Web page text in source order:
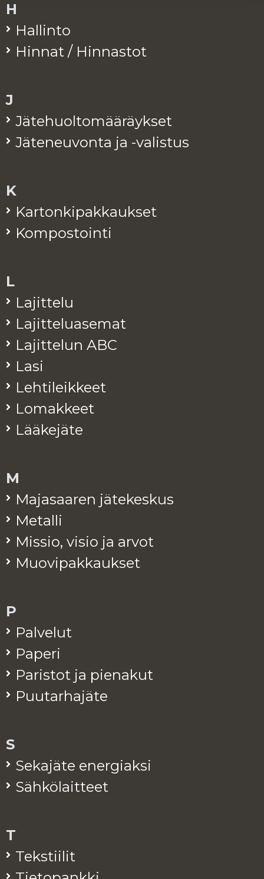
H
Hal­lin­to
Hin­nat / Hin­nas­tot
J
Jä­te­huol­to­mää­räyk­set
Jä­te­neu­von­ta ja -va­lis­tus
K
Kar­ton­ki­pak­kauk­set
Kom­pos­toin­ti
L
La­jit­te­lu
La­jit­te­lua­se­mat
La­jit­te­lun ABC
Lasi
Leh­ti­leik­keet
Lo­mak­keet
Lää­ke­jä­te
M
Ma­ja­saa­ren jä­te­kes­kus
Me­tal­li
Mis­sio, visio ja arvot
Muo­vi­pak­kauk­set
P
Pal­ve­lut
Pa­pe­ri
Pa­ris­tot ja pie­na­kut
Puu­tar­ha­jä­te
S
Se­ka­jä­te ener­giak­si
Säh­kö­lait­teet
T
Teks­tii­lit